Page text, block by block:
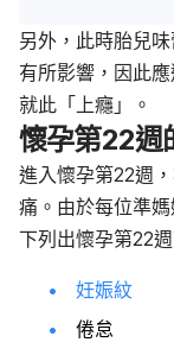
另外，此時胎兒
有所影響，因此
就此「上癮」。
懷孕第22週
進入懷孕第22週
痛。由於每位準
下列出懷孕第22
妊娠紋
倦怠